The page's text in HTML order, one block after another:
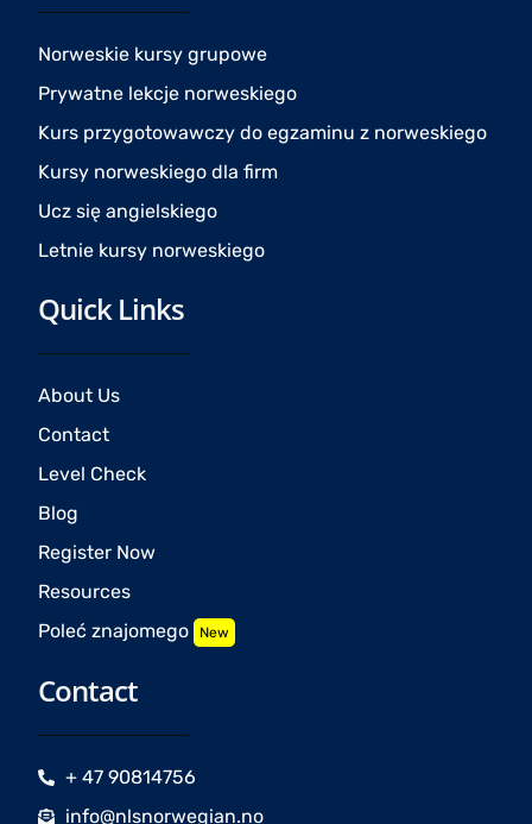
o
o
g
r
a
m
e
Norweskie kursy grupowe
Prywatne lekcje norweskiego
Kurs przygotowawczy do egzaminu z norweskiego
Kursy norweskiego dla firm
Ucz się angielskiego
Letnie kursy norweskiego
Quick Links
About Us
Contact
Level Check
Blog
Register Now
Resources
Poleć znajomego New
Contact
+ 47 90814756
info@nlsnorwegian.no